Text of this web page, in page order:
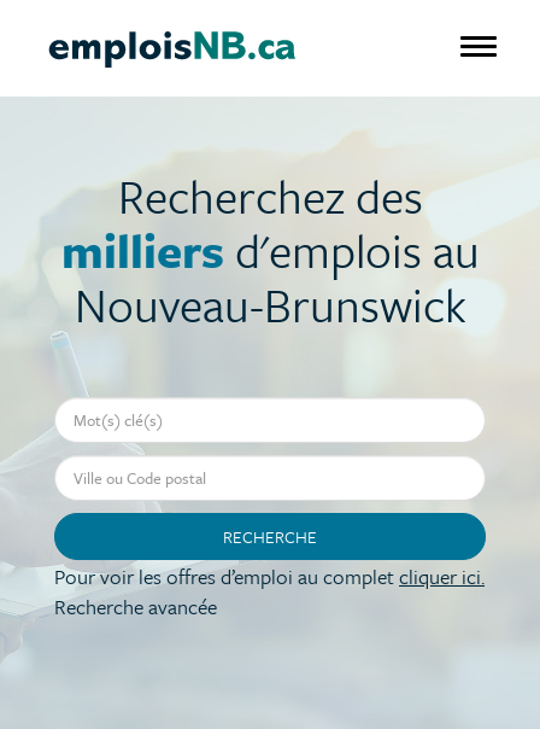
principal
Recherchez des
milliers d'emplois au
Nouveau-Brunswick
Mot-clé
Ville ou Code postal
RECHERCHE
Pour voir les offres d’emploi au completcliquer ici.
Recherche avancée